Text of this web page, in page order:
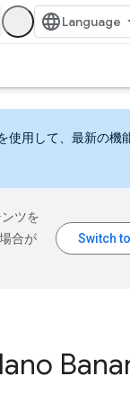
使用して、最新の機
ツを
合が